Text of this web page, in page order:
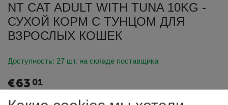
NT CAT ADULT WITH TUNA 10KG -
СУХОЙ КОРМ С ТУНЦОМ ДЛЯ
ВЗРОСЛЫХ КОШЕК
Доступность: 27 шт. на складе поставщика
€63 01